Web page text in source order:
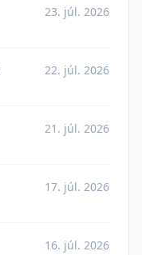
23. júl. 2026
22. júl. 2026
21. júl. 2026
17. júl. 2026
16. júl. 2026